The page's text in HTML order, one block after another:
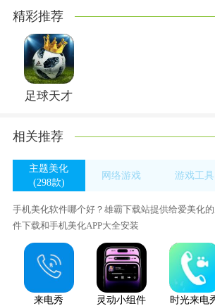
3.获得一个英雄排名，可以知道每个英雄在比赛
的胜率最高，并选择流行英雄的有趣版本来体验游
4.了解每个英雄最近赛季的出场次数和胜率，了
了解每场比赛的平均硬币数量，以便玩家更好地计
opgg用户点评：
opgg是我玩游戏时不可或缺的辅助工具，有了它
自己的战绩和比赛数据。特别是，我还喜欢观看
精彩推荐
足球天才
相关推荐
主题美化
(298款)
网络游戏
游戏工具
手机美化软件哪个好？雄霸下载站提供给爱美化
件下载和手机美化APP大全安装
来电秀 灵动小组件 时光来电